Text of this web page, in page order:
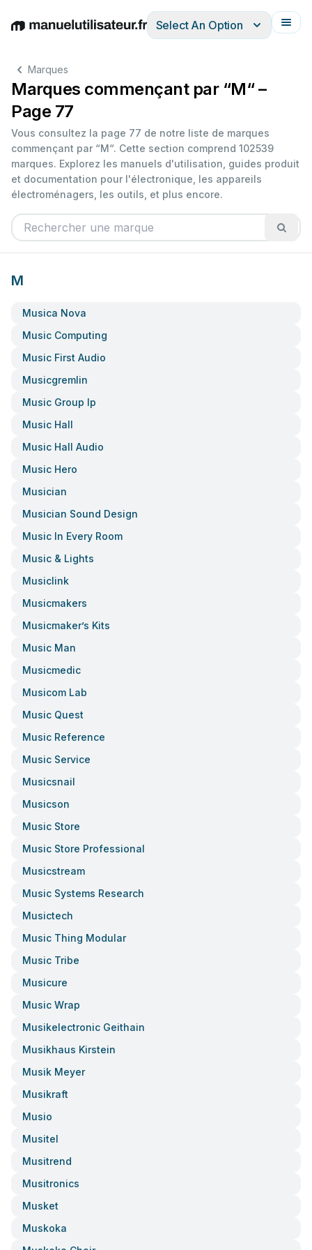
EnglishDeutschEspañolItalianoFrançais
Select An Option
Marques
Marques commençant par “M“ –
Page 77
Vous consultez la page 77 de notre liste de marques
commençant par “M“. Cette section comprend 102539
marques. Explorez les manuels d'utilisation, guides produit
et documentation pour l'électronique, les appareils
électroménagers, les outils, et plus encore.
M
Musica Nova
Music Computing
Music First Audio
Musicgremlin
Music Group Ip
Music Hall
Music Hall Audio
Music Hero
Musician
Musician Sound Design
Music In Every Room
Music & Lights
Musiclink
Musicmakers
Musicmaker’s Kits
Music Man
Musicmedic
Musicom Lab
Music Quest
Music Reference
Music Service
Musicsnail
Musicson
Music Store
Music Store Professional
Musicstream
Music Systems Research
Musictech
Music Thing Modular
Music Tribe
Musicure
Music Wrap
Musikelectronic Geithain
Musikhaus Kirstein
Musik Meyer
Musikraft
Musio
Musitel
Musitrend
Musitronics
Musket
Muskoka